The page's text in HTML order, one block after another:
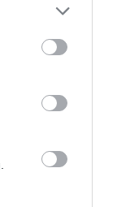
more Google
may click to
party tags to
below Google
(2026
DK elnöke
nem
nem
a bíróság,
is.